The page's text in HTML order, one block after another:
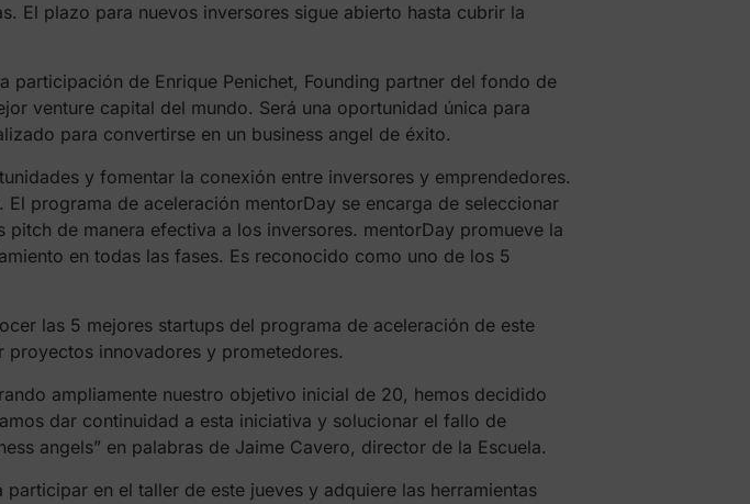
El plazo para nuevos inversores sigue abierto hasta cubrir la
participación de Enrique Penichet, Founding partner del fondo de
venture capital del mundo. Será una oportunidad única para
para convertirse en un business angel de éxito.
y fomentar la conexión entre inversores y emprendedores.
programa de aceleración mentorDay se encarga de seleccionar
de manera efectiva a los inversores. mentorDay promueve la
en todas las fases. Es reconocido como uno de los 5
las 5 mejores startups del programa de aceleración de este
proyectos innovadores y prometedores.
ampliamente nuestro objetivo inicial de 20, hemos decidido
dar continuidad a esta iniciativa y solucionar el fallo de
angels” en palabras de Jaime Cavero, director de la Escuela.
en el taller de este jueves y adquiere las herramientas